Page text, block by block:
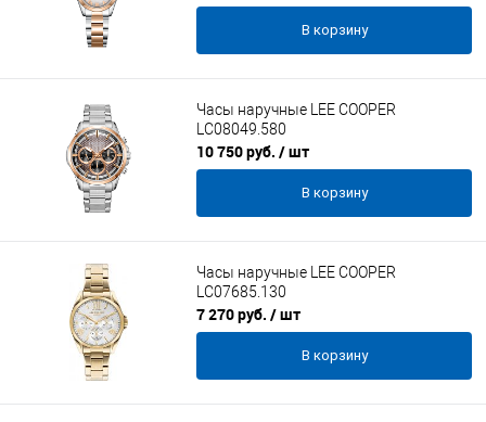
В корзину
Часы наручные LEE COOPER
LC08049.580
10 750 руб. / шт
В корзину
Часы наручные LEE COOPER
LC07685.130
7 270 руб. / шт
В корзину